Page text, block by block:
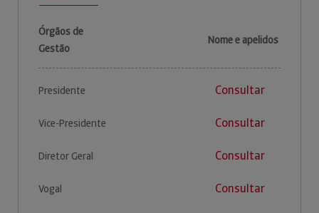
Órgãos de
Gestão
Nome e apelidos
Presidente Consultar
Vice-Presidente Consultar
Diretor Geral Consultar
Vogal Consultar